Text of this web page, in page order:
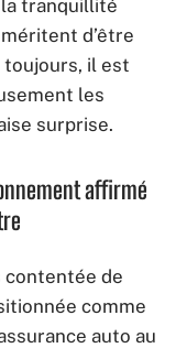
tranquillité
d’être
toujours, il est
les
surprise.
affirmé
contentée de
comme
auto au